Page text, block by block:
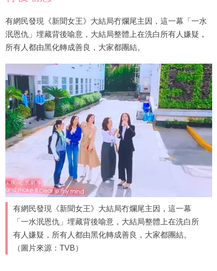
有網民發現《新聞女王》大結局冇爛尾主因，這一幕「一水
泯恩仇」埋藏背後喻意，大結局整體上在洗白所有人嫌疑，
所有人都由黑化轉成善良，大家都團結。
有網民發現《新聞女王》大結局冇爛尾主因，這一幕
「一水泯恩仇」埋藏背後喻意，大結局整體上在洗白所
有人嫌疑，所有人都由黑化轉成善良，大家都團結。
（圖片來源：TVB）